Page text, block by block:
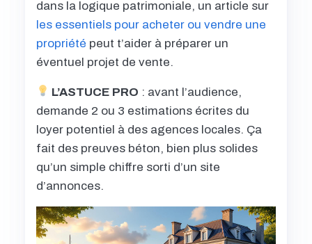
dans la logique patrimoniale, un article sur
les essentiels pour acheter ou vendre une
propriété peut t’aider à préparer un
éventuel projet de vente.
L’ASTUCE PRO : avant l’audience,
demande 2 ou 3 estimations écrites du
loyer potentiel à des agences locales. Ça
fait des preuves béton, bien plus solides
qu’un simple chiffre sorti d’un site
d’annonces.